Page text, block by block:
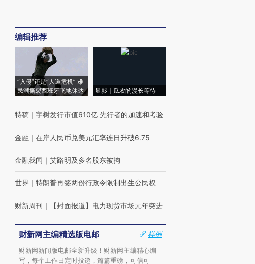
编辑推荐
“入侵”还是“人道危机” 难
民潮撕裂西班牙飞地休达
显影｜瓜农的漫长等待
特稿 ｜ 宇树发行市值610亿 先行者的加速和考验
金融 ｜ 在岸人民币兑美元汇率连日升破6.75
金融我闻 ｜ 艾路明及多名股东被拘
世界 ｜ 特朗普再签两份行政令限制出生公民权
财新周刊 ｜ 【封面报道】电力现货市场元年突进
财新网主编精选版电邮
样例
财新网新闻版电邮全新升级！财新网主编精心编
写，每个工作日定时投递，篇篇重磅，可信可